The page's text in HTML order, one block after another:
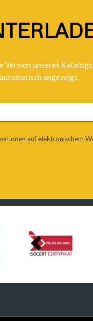
unseres
angezeigt.
auf elektronischem